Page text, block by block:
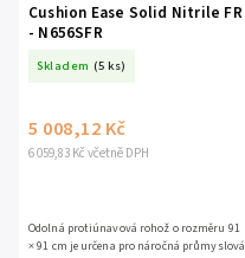
Cushion Ease Solid Nitrile FR
- N656SFR
Skladem (5 ks)
6 059,83 Kč včetně DPH
5 008,12 Kč
Odolná protiúnavová rohož o rozměru 91
× 91 cm je určena pro náročná průmyslová